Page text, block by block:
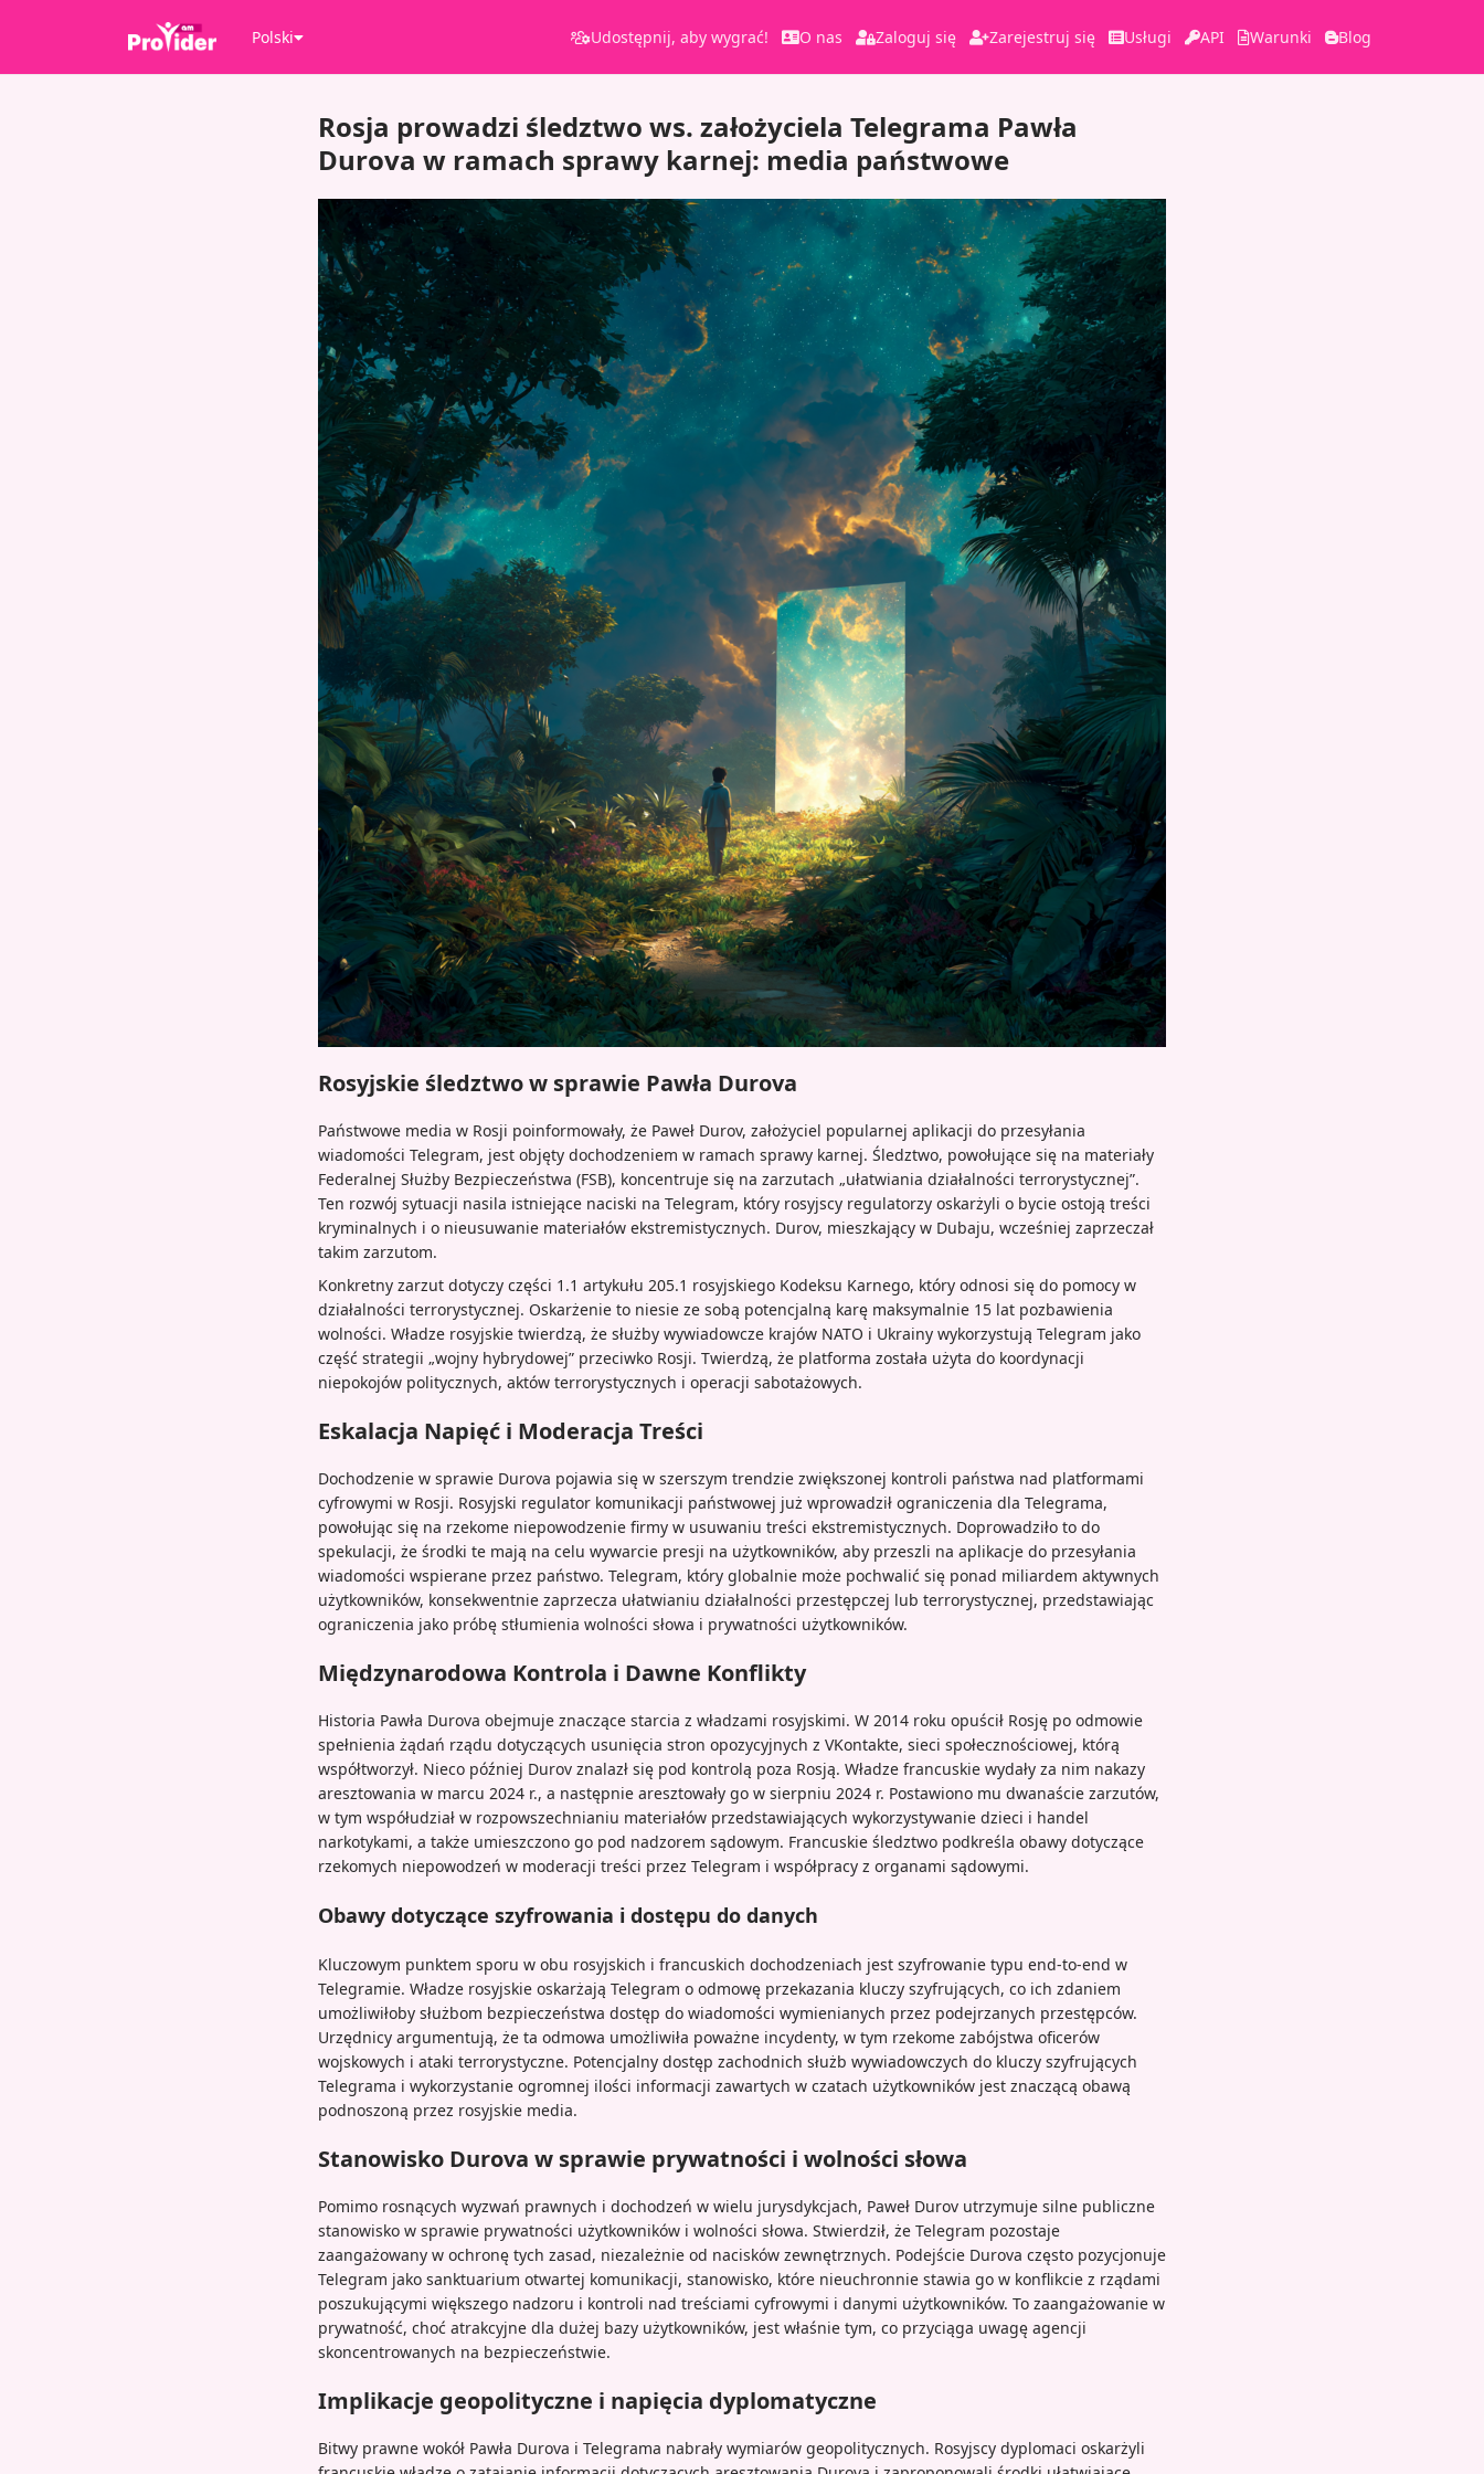
Polski Udostępnij, aby wygrać! O nas Zaloguj się Zarejestruj się Usługi API Warunki Blog
Rosja prowadzi śledztwo ws. założyciela Telegrama Pawła
Durova w ramach sprawy karnej: media państwowe
Rosyjskie śledztwo w sprawie Pawła Durova
Państwowe media w Rosji poinformowały, że Paweł Durov, założyciel popularnej aplikacji do przesyłania
wiadomości Telegram, jest objęty dochodzeniem w ramach sprawy karnej. Śledztwo, powołujące się na materiały
Federalnej Służby Bezpieczeństwa (FSB), koncentruje się na zarzutach „ułatwiania działalności terrorystycznej”.
Ten rozwój sytuacji nasila istniejące naciski na Telegram, który rosyjscy regulatorzy oskarżyli o bycie ostoją treści
kryminalnych i o nieusuwanie materiałów ekstremistycznych. Durov, mieszkający w Dubaju, wcześniej zaprzeczał
takim zarzutom.
Konkretny zarzut dotyczy części 1.1 artykułu 205.1 rosyjskiego Kodeksu Karnego, który odnosi się do pomocy w
działalności terrorystycznej. Oskarżenie to niesie ze sobą potencjalną karę maksymalnie 15 lat pozbawienia
wolności. Władze rosyjskie twierdzą, że służby wywiadowcze krajów NATO i Ukrainy wykorzystują Telegram jako
część strategii „wojny hybrydowej” przeciwko Rosji. Twierdzą, że platforma została użyta do koordynacji
niepokojów politycznych, aktów terrorystycznych i operacji sabotażowych.
Eskalacja Napięć i Moderacja Treści
Dochodzenie w sprawie Durova pojawia się w szerszym trendzie zwiększonej kontroli państwa nad platformami
cyfrowymi w Rosji. Rosyjski regulator komunikacji państwowej już wprowadził ograniczenia dla Telegrama,
powołując się na rzekome niepowodzenie firmy w usuwaniu treści ekstremistycznych. Doprowadziło to do
spekulacji, że środki te mają na celu wywarcie presji na użytkowników, aby przeszli na aplikacje do przesyłania
wiadomości wspierane przez państwo. Telegram, który globalnie może pochwalić się ponad miliardem aktywnych
użytkowników, konsekwentnie zaprzecza ułatwianiu działalności przestępczej lub terrorystycznej, przedstawiając
ograniczenia jako próbę stłumienia wolności słowa i prywatności użytkowników.
Międzynarodowa Kontrola i Dawne Konflikty
Historia Pawła Durova obejmuje znaczące starcia z władzami rosyjskimi. W 2014 roku opuścił Rosję po odmowie
spełnienia żądań rządu dotyczących usunięcia stron opozycyjnych z VKontakte, sieci społecznościowej, którą
współtworzył. Nieco później Durov znalazł się pod kontrolą poza Rosją. Władze francuskie wydały za nim nakazy
aresztowania w marcu 2024 r., a następnie aresztowały go w sierpniu 2024 r. Postawiono mu dwanaście zarzutów,
w tym współudział w rozpowszechnianiu materiałów przedstawiających wykorzystywanie dzieci i handel
narkotykami, a także umieszczono go pod nadzorem sądowym. Francuskie śledztwo podkreśla obawy dotyczące
rzekomych niepowodzeń w moderacji treści przez Telegram i współpracy z organami sądowymi.
Obawy dotyczące szyfrowania i dostępu do danych
Kluczowym punktem sporu w obu rosyjskich i francuskich dochodzeniach jest szyfrowanie typu end-to-end w
Telegramie. Władze rosyjskie oskarżają Telegram o odmowę przekazania kluczy szyfrujących, co ich zdaniem
umożliwiłoby służbom bezpieczeństwa dostęp do wiadomości wymienianych przez podejrzanych przestępców.
Urzędnicy argumentują, że ta odmowa umożliwiła poważne incydenty, w tym rzekome zabójstwa oficerów
wojskowych i ataki terrorystyczne. Potencjalny dostęp zachodnich służb wywiadowczych do kluczy szyfrujących
Telegrama i wykorzystanie ogromnej ilości informacji zawartych w czatach użytkowników jest znaczącą obawą
podnoszoną przez rosyjskie media.
Stanowisko Durova w sprawie prywatności i wolności słowa
Pomimo rosnących wyzwań prawnych i dochodzeń w wielu jurysdykcjach, Paweł Durov utrzymuje silne publiczne
stanowisko w sprawie prywatności użytkowników i wolności słowa. Stwierdził, że Telegram pozostaje
zaangażowany w ochronę tych zasad, niezależnie od nacisków zewnętrznych. Podejście Durova często pozycjonuje
Telegram jako sanktuarium otwartej komunikacji, stanowisko, które nieuchronnie stawia go w konflikcie z rządami
poszukującymi większego nadzoru i kontroli nad treściami cyfrowymi i danymi użytkowników. To zaangażowanie w
prywatność, choć atrakcyjne dla dużej bazy użytkowników, jest właśnie tym, co przyciąga uwagę agencji
skoncentrowanych na bezpieczeństwie.
Implikacje geopolityczne i napięcia dyplomatyczne
Bitwy prawne wokół Pawła Durova i Telegrama nabrały wymiarów geopolitycznych. Rosyjscy dyplomaci oskarżyli